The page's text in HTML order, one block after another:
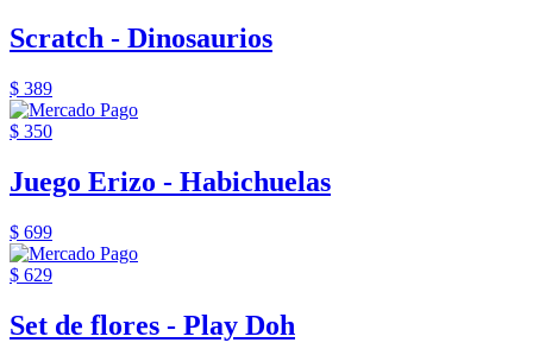
Scratch - Dinosaurios
$ 389
$ 350
Juego Erizo - Habichuelas
$ 699
$ 629
Set de flores - Play Doh